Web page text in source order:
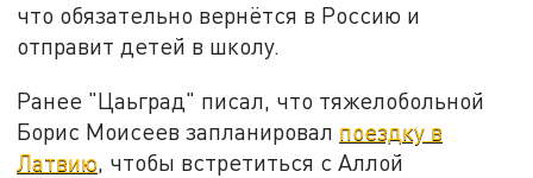
что обязательно вернётся в Россию и
отправит детей в школу.
Ранее "Цаьград" писал, что тяжелобольной
Борис Моисеев запланировал поездку в
Латвию, чтобы встретиться с Аллой